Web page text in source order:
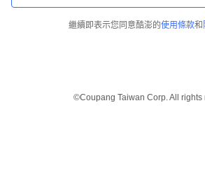
繼續即表示您同意酷澎的使用條款和
©Coupang Taiwan Corp. All rights